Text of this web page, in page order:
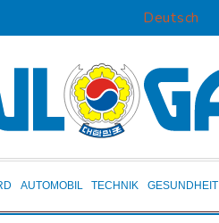
Deutsch
AUTOMOBIL TECHNIK GESUNDHEIT